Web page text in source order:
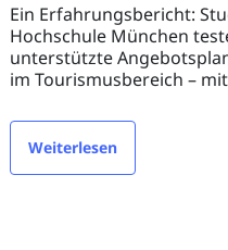
Ein Erfahrungsbericht:
Hochschule München
unterstützte
im Tourismusbereich –
Weiterlesen